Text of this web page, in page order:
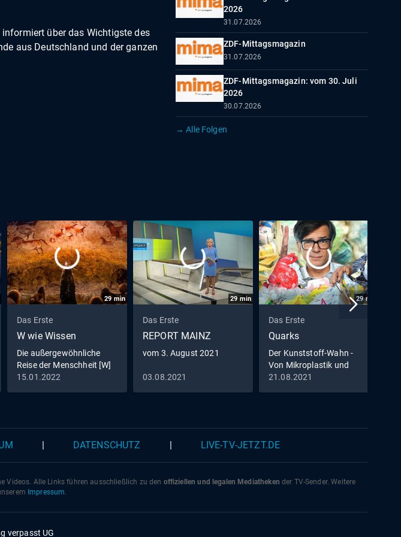
über das Wichtigste des
aus Deutschland und der ganzen
2026
31.07.2026
ZDF-Mittagsmagazin
31.07.2026
ZDF-Mittagsmagazin: vom 30. Juli
2026
30.07.2026
→ Alle Folgen
29 min
Das Erste
W wie Wissen
Die außergewöhnliche
Reise der Menschheit [W]
wie Wissen Spezial
15.01.2022
29 min
Das Erste
REPORT MAINZ
vom 3. August 2021
03.08.2021
29min
Das Erste
Quarks
Der Kunststoff-Wahn -
Von Mikroplastik und
Recycling
21.08.2021
DATENSCHUTZ LIVE-TV-JETZT.DE
Videos. Alle Links führen ausschließlich zu den offiziellen und legalen Mediatheken der TV-Sender. Weitere
Impressum.
verpasst UG